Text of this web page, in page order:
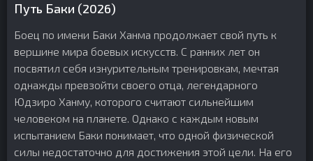
Путь Баки (2026)
Боец по имени Баки Ханма продолжает свой путь к
вершине мира боевых искусств. С ранних лет он
посвятил себя изнурительным тренировкам, мечтая
однажды превзойти своего отца, легендарного
Юдзиро Ханму, которого считают сильнейшим
человеком на планете. Однако с каждым новым
испытанием Баки понимает, что одной физической
силы недостаточно для достижения этой цели. На его